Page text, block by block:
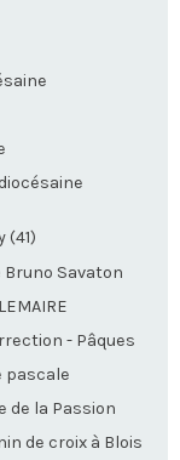
(41)
Savaton
- Pâques
pascale
de la Passion
de croix à Blois